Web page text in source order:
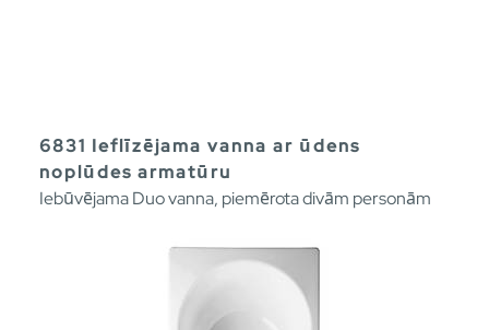
6831 Ieflīzējama vanna ar ūdens
noplūdes armatūru
Iebūvējama Duo vanna, piemērota divām personām